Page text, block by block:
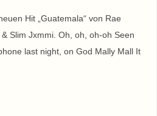
Hit „Guatemala“ von Rae
Slim Jxmmi. Oh, oh, oh-oh Seen
last night, on God Mally Mall It